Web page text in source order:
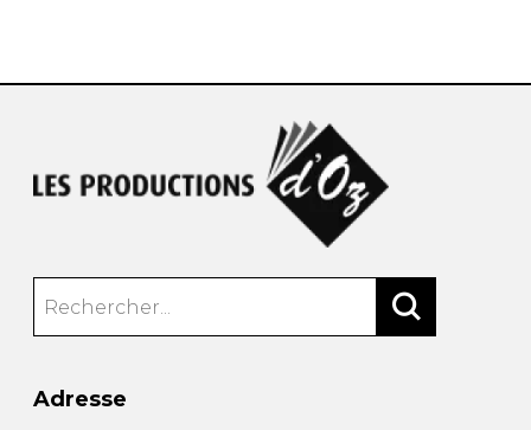
Adresse